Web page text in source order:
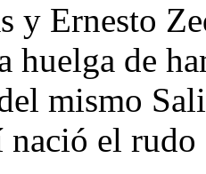
y Ernesto
huelga de
mismo
el